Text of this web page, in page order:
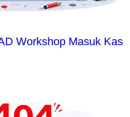
Workshop Masuk Kas